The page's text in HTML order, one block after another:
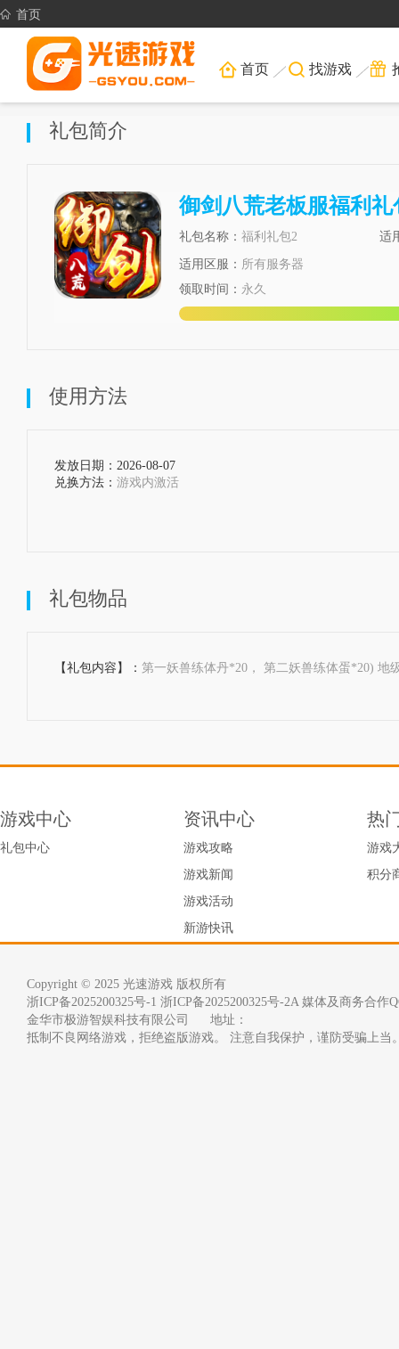
首页
首页 找游戏
礼包简介
御剑八荒老板服福利礼
礼包名称： 福利礼包2 适
适用区服： 所有服务器
领取时间： 永久
使用方法
发放日期：2026-08-07
兑换方法： 游戏内激活
礼包物品
【礼包内容】： 第一妖兽练体丹*20， 第二妖兽练体蛋*20) 地
游戏中心
礼包中心
资讯中心
游戏攻略
游戏新闻
游戏活动
新游快讯
热
游戏
积分
Copyright © 2025 光速游戏 版权所有
浙ICP备2025200325号-1 浙ICP备2025200325号-2A 媒体及商务合作
金华市极游智娱科技有限公司      地址：
抵制不良网络游戏，拒绝盗版游戏。 注意自我保护，谨防受骗上